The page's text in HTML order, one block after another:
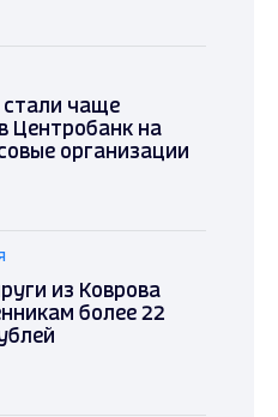
чаще
Центробанк на
организации
из Коврова
более 22